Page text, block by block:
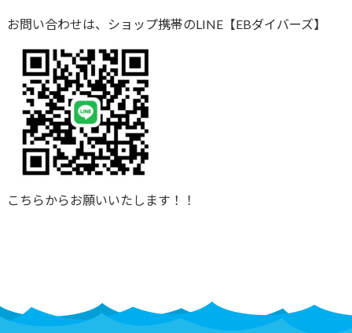
お問い合わせは、ショップ携帯のLINE【EBダイバーズ】
こちらからお願いいたします！！